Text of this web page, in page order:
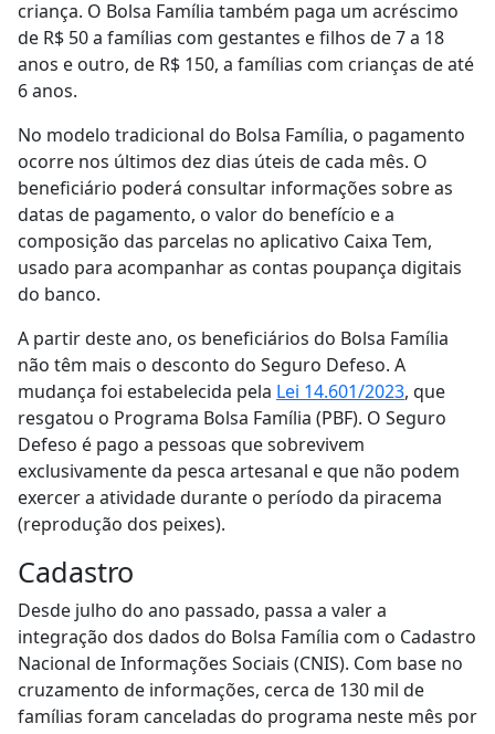
criança. O Bolsa Família também paga um acréscimo
de R$ 50 a famílias com gestantes e filhos de 7 a 18
anos e outro, de R$ 150, a famílias com crianças de até
6 anos.
No modelo tradicional do Bolsa Família, o pagamento
ocorre nos últimos dez dias úteis de cada mês. O
beneficiário poderá consultar informações sobre as
datas de pagamento, o valor do benefício e a
composição das parcelas no aplicativo Caixa Tem,
usado para acompanhar as contas poupança digitais
do banco.
A partir deste ano, os beneficiários do Bolsa Família
não têm mais o desconto do Seguro Defeso. A
mudança foi estabelecida pela Lei 14.601/2023, que
resgatou o Programa Bolsa Família (PBF). O Seguro
Defeso é pago a pessoas que sobrevivem
exclusivamente da pesca artesanal e que não podem
exercer a atividade durante o período da piracema
(reprodução dos peixes).
Cadastro
Desde julho do ano passado, passa a valer a
integração dos dados do Bolsa Família com o Cadastro
Nacional de Informações Sociais (CNIS). Com base no
cruzamento de informações, cerca de 130 mil de
famílias foram canceladas do programa neste mês por